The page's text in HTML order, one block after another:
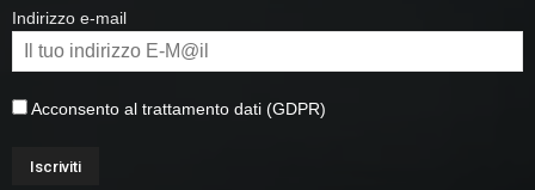
Indirizzo e-mail
Acconsento al trattamento dati (GDPR)